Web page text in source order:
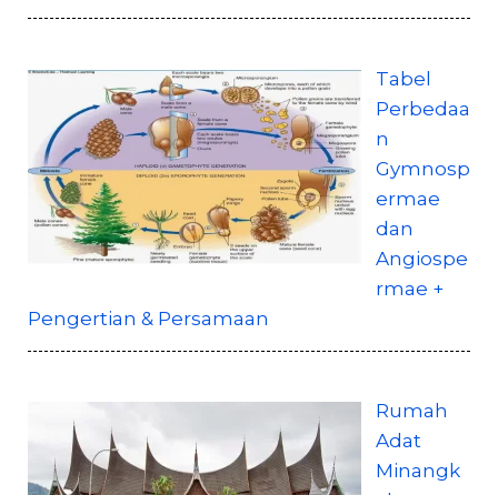
Tabel
Perbedaa
n
Gymnosp
ermae
dan
Angiospe
rmae +
Pengertian & Persamaan
Rumah
Adat
Minangk